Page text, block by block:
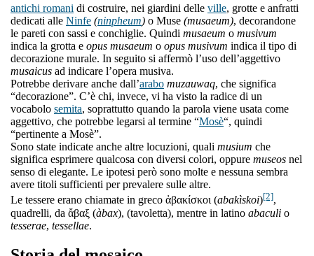
antichi romani di costruire, nei giardini delle ville, grotte e anfratti
dedicati alle Ninfe (ninpheum) o Muse (musaeum), decorandone
le pareti con sassi e conchiglie. Quindi musaeum o musivum
indica la grotta e opus musaeum o opus musivum indica il tipo di
decorazione murale. In seguito si affermò l’uso dell’aggettivo
musaicus ad indicare l’opera musiva.
Potrebbe derivare anche dall’arabo muzauwaq, che significa
“decorazione”. C’è chi, invece, vi ha visto la radice di un
vocabolo semita, soprattutto quando la parola viene usata come
aggettivo, che potrebbe legarsi al termine “Mosè“, quindi
“pertinente a Mosè”.
Sono state indicate anche altre locuzioni, quali musium che
significa esprimere qualcosa con diversi colori, oppure museos nel
senso di elegante. Le ipotesi però sono molte e nessuna sembra
avere titoli sufficienti per prevalere sulle altre.
Le tessere erano chiamate in greco ἀβακίσκοι (abakìskoi)[2],
quadrelli, da ἄβαξ (àbax), (tavoletta), mentre in latino abaculi o
tesserae, tessellae.